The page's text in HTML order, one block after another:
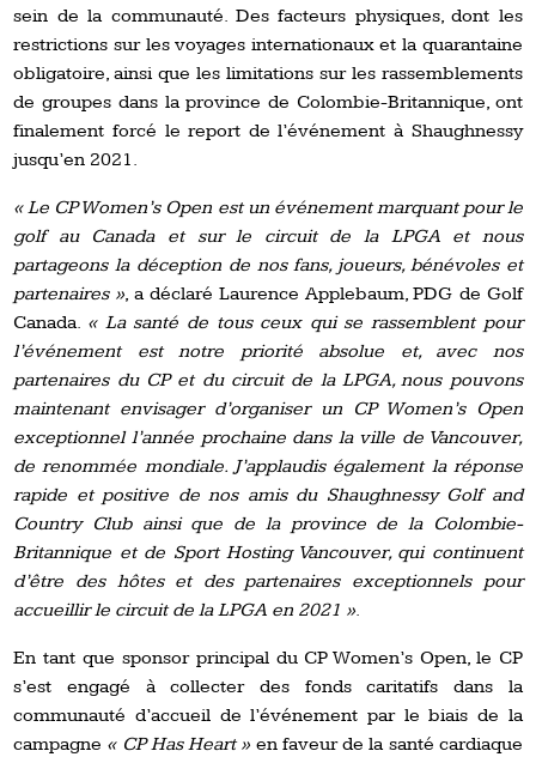
sein de la communauté. Des facteurs physiques, dont les
restrictions sur les voyages internationaux et la quarantaine
obligatoire, ainsi que les limitations sur les rassemblements
de groupes dans la province de Colombie-Britannique, ont
finalement forcé le report de l’événement à Shaughnessy
jusqu’en 2021.
« Le CP Women’s Open est un événement marquant pour le
golf au Canada et sur le circuit de la LPGA et nous
partageons la déception de nos fans, joueurs, bénévoles et
partenaires », a déclaré Laurence Applebaum, PDG de Golf
Canada. « La santé de tous ceux qui se rassemblent pour
l’événement est notre priorité absolue et, avec nos
partenaires du CP et du circuit de la LPGA, nous pouvons
maintenant envisager d’organiser un CP Women’s Open
exceptionnel l’année prochaine dans la ville de Vancouver,
de renommée mondiale. J’applaudis également la réponse
rapide et positive de nos amis du Shaughnessy Golf and
Country Club ainsi que de la province de la Colombie-
Britannique et de Sport Hosting Vancouver, qui continuent
d’être des hôtes et des partenaires exceptionnels pour
accueillir le circuit de la LPGA en 2021 ».
En tant que sponsor principal du CP Women’s Open, le CP
s’est engagé à collecter des fonds caritatifs dans la
communauté d’accueil de l’événement par le biais de la
campagne « CP Has Heart » en faveur de la santé cardiaque